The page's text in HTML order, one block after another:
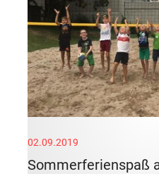
02.09.2019
Sommerferienspaß